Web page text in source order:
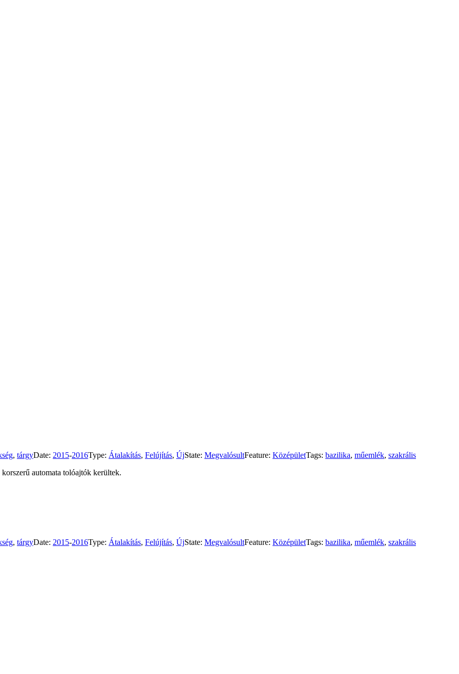
, tárgyDate: 2015-2016Type: Átalakítás, Felújítás, ÚjState: MegvalósultFeature: KözépületTags: bazilika, műemlék, szakrális
automata tolóajtók kerültek.
, tárgyDate: 2015-2016Type: Átalakítás, Felújítás, ÚjState: MegvalósultFeature: KözépületTags: bazilika, műemlék, szakrális